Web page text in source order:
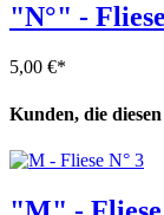
"N°" -
5,00 €*
Kunden, die